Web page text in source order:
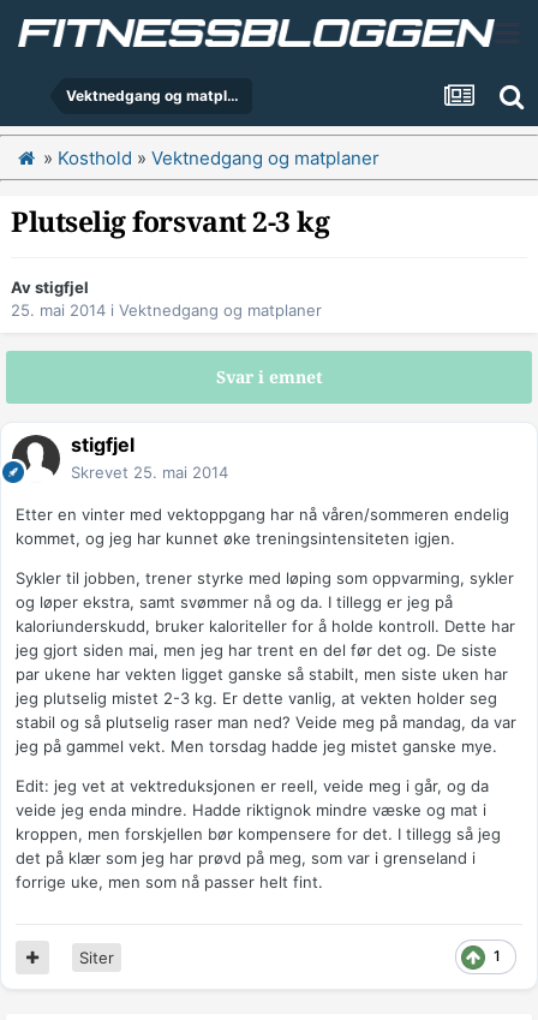
Vektnedgang og matplaner
» Kosthold » Vektnedgang og matplaner
Plutselig forsvant 2-3 kg
Avstigfjel
25. mai 2014 i Vektnedgang og matplaner
Svar i emnet
stigfjel
Skrevet 25. mai 2014
Etter en vinter med vektoppgang har nå våren/sommeren endelig
kommet, og jeg har kunnet øke treningsintensiteten igjen.
Sykler til jobben, trener styrke med løping som oppvarming, sykler
og løper ekstra, samt svømmer nå og da. I tillegg er jeg på
kaloriunderskudd, bruker kaloriteller for å holde kontroll. Dette har
jeg gjort siden mai, men jeg har trent en del før det og. De siste
par ukene har vekten ligget ganske så stabilt, men siste uken har
jeg plutselig mistet 2-3 kg. Er dette vanlig, at vekten holder seg
stabil og så plutselig raser man ned? Veide meg på mandag, da var
jeg på gammel vekt. Men torsdag hadde jeg mistet ganske mye.
Edit: jeg vet at vektreduksjonen er reell, veide meg i går, og da
veide jeg enda mindre. Hadde riktignok mindre væske og mat i
kroppen, men forskjellen bør kompensere for det. I tillegg så jeg
det på klær som jeg har prøvd på meg, som var i grenseland i
forrige uke, men som nå passer helt fint.
1
Siter